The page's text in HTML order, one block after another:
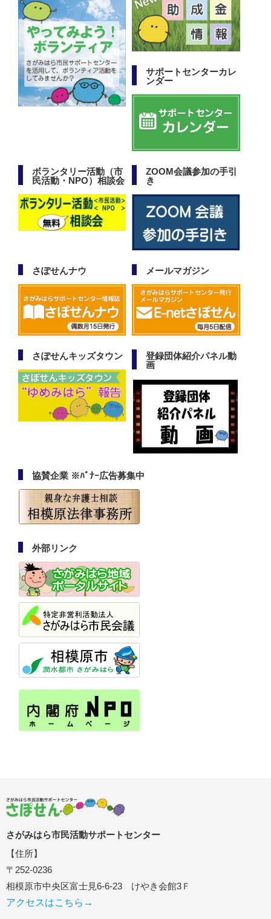
サポートセンターカレ
ンダー
ボランタリー活動（市
民活動・NPO）相談会
ZOOM会議参加の手引
き
さぽせんナウ メールマガジン
さぽせんキッズタウン
登録団体紹介パネル動
画
協賛企業 ※ﾊﾞﾅｰ広告募集中
外部リンク
さがみはら市民活動サポートセンター
【住所】
〒252-0236
相模原市中央区富士見6-6-23 けやき会館3Ｆ
アクセスはこちら→